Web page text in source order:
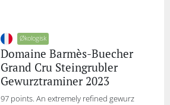
Økologisk
Domaine Barmès-Buecher
Grand Cru Steingrubler
Gewurztraminer 2023
97 points. An extremely refined gewurz